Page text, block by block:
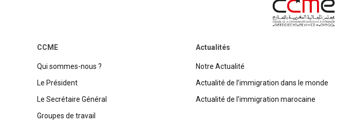
CCME
Qui sommes-nous ?
Le Président
Le Secrétaire Général
Groupes de travail
Actualités
Notre Actualité
Actualité de l’immigration dans le monde
Actualité de l’immigration marocaine